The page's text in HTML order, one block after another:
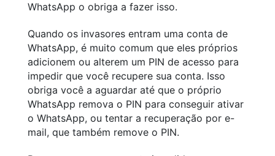
WhatsApp o obriga a fazer isso.
Quando os invasores entram uma conta de
WhatsApp, é muito comum que eles próprios
adicionem ou alterem um PIN de acesso para
impedir que você recupere sua conta. Isso
obriga você a aguardar até que o próprio
WhatsApp remova o PIN para conseguir ativar
o WhatsApp, ou tentar a recuperação por e-
mail, que também remove o PIN.